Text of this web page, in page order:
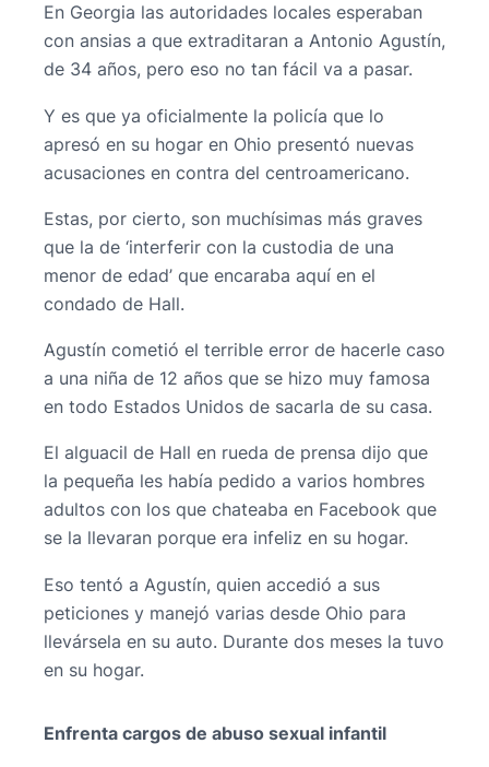
En Georgia las autoridades locales esperaban
con ansias a que extraditaran a Antonio Agustín,
de 34 años, pero eso no tan fácil va a pasar.
Y es que ya oficialmente la policía que lo
apresó en su hogar en Ohio presentó nuevas
acusaciones en contra del centroamericano.
Estas, por cierto, son muchísimas más graves
que la de ‘interferir con la custodia de una
menor de edad’ que encaraba aquí en el
condado de Hall.
Agustín cometió el terrible error de hacerle caso
a una niña de 12 años que se hizo muy famosa
en todo Estados Unidos de sacarla de su casa.
El alguacil de Hall en rueda de prensa dijo que
la pequeña les había pedido a varios hombres
adultos con los que chateaba en Facebook que
se la llevaran porque era infeliz en su hogar.
Eso tentó a Agustín, quien accedió a sus
peticiones y manejó varias desde Ohio para
llevársela en su auto. Durante dos meses la tuvo
en su hogar.
Enfrenta cargos de abuso sexual infantil